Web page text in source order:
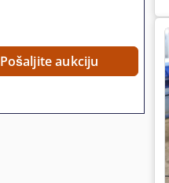
Pošaljite aukciju